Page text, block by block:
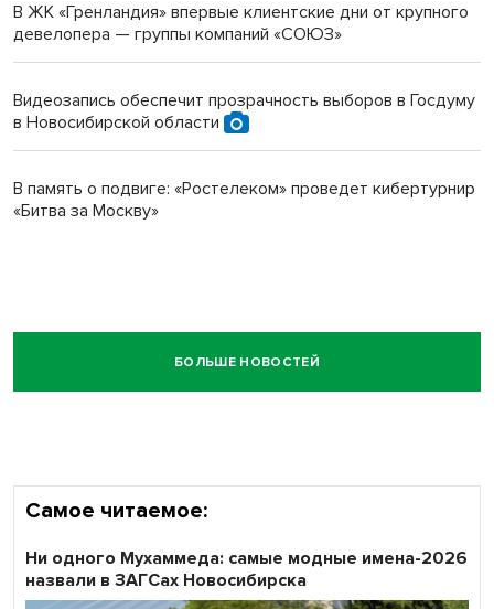
В ЖК «Гренландия» впервые клиентские дни от крупного
девелопера — группы компаний «СОЮЗ»
Видеозапись обеспечит прозрачность выборов в Госдуму
в Новосибирской области
В память о подвиге: «Ростелеком» проведет кибертурнир
«Битва за Москву»
БОЛЬШЕ НОВОСТЕЙ
Самое читаемое:
Ни одного Мухаммеда: самые модные имена-2026
назвали в ЗАГСах Новосибирска